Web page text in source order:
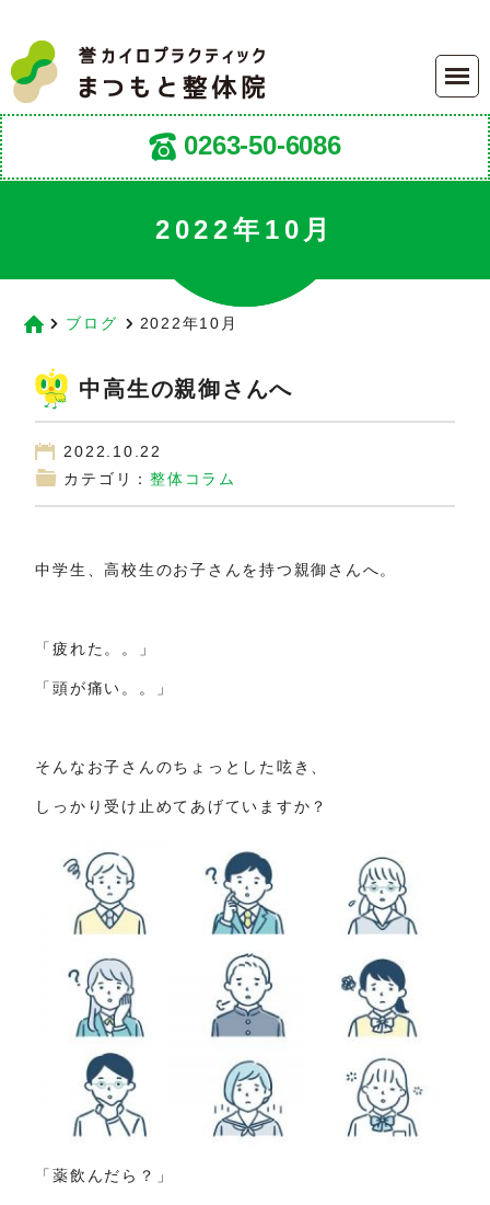
0263-50-6086
2022年10月
ブログ 2022年10月
中高生の親御さんへ
2022.10.22
カテゴリ：整体コラム
中学生、高校生のお子さんを持つ親御さんへ。
「疲れた。。」
「頭が痛い。。」
そんなお子さんのちょっとした呟き、
しっかり受け止めてあげていますか？
「薬飲んだら？」